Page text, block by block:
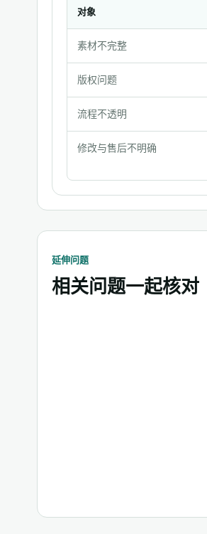
环
检
查
对
对象
素材不完整
版权问题
流程不透明
修改与售后不明确
延伸问题
相关问题一起核对